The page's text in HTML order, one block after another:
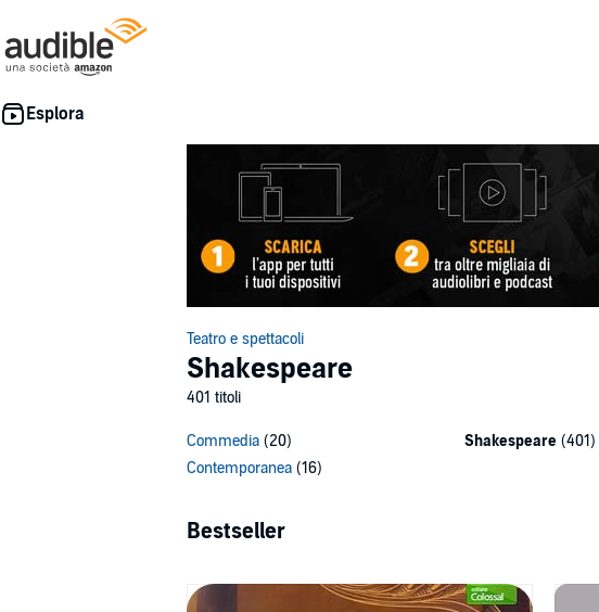
Teatro e spettacoli
Shakespeare
401 titoli
Commedia (20) Shakespeare (401)
Contemporanea (16)
Bestseller